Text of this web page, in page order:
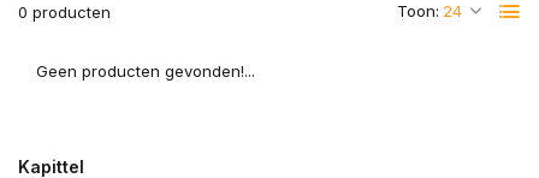
0 producten Toon:
Geen producten gevonden!...
Kapittel